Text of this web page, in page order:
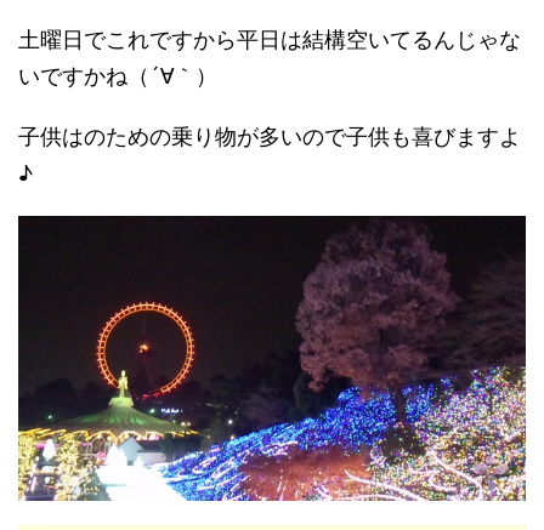
土曜日でこれですから平日は結構空いてるんじゃな
いですかね（´∀｀）
子供はのための乗り物が多いので子供も喜びますよ
♪